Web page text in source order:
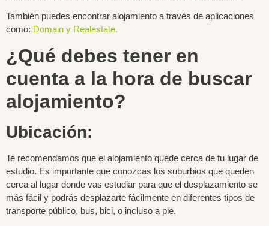
También puedes encontrar alojamiento a través de aplicaciones
como: Domain y Realestate.
¿Qué debes tener en
cuenta a la hora de buscar
alojamiento?
Ubicación:
Te recomendamos que el alojamiento quede cerca de tu lugar de
estudio. Es importante que conozcas los suburbios que queden
cerca al lugar donde vas estudiar para que el desplazamiento se
más fácil y podrás desplazarte fácilmente en diferentes tipos de
transporte público, bus, bici, o incluso a pie.